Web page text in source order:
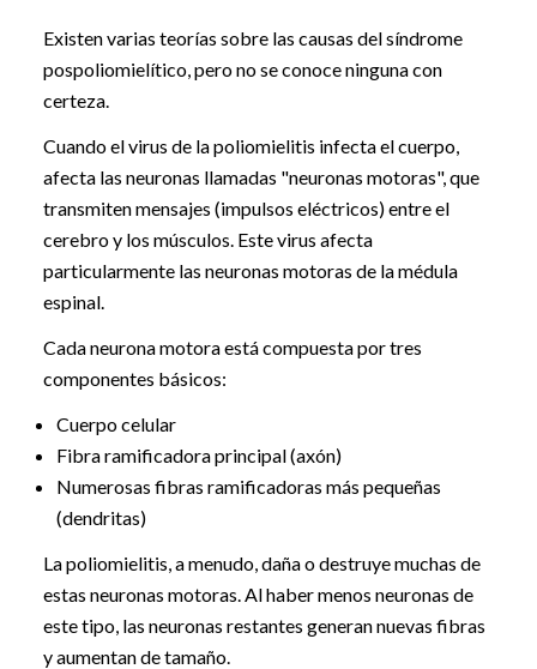
Existen varias teorías sobre las causas del síndrome
pospoliomielítico, pero no se conoce ninguna con
certeza.
Cuando el virus de la poliomielitis infecta el cuerpo,
afecta las neuronas llamadas "neuronas motoras", que
transmiten mensajes (impulsos eléctricos) entre el
cerebro y los músculos. Este virus afecta
particularmente las neuronas motoras de la médula
espinal.
Cada neurona motora está compuesta por tres
componentes básicos:
Cuerpo celular
Fibra ramificadora principal (axón)
Numerosas fibras ramificadoras más pequeñas
(dendritas)
La poliomielitis, a menudo, daña o destruye muchas de
estas neuronas motoras. Al haber menos neuronas de
este tipo, las neuronas restantes generan nuevas fibras
y aumentan de tamaño.